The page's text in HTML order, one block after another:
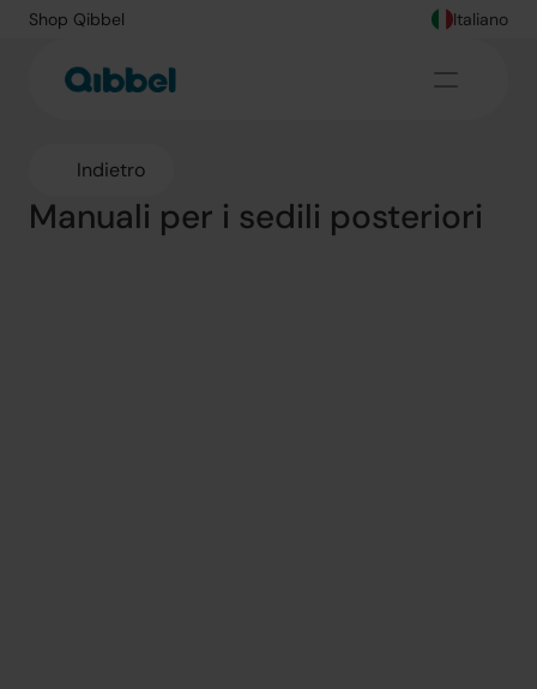
Shop Qibbel Italiano
Indietro
Manuali per i sedili posteriori